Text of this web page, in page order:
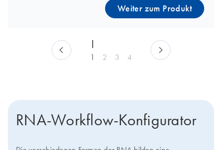
Weiter zum Produkt
1 2 3 4
RNA-Workflow-Konfigurator